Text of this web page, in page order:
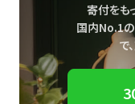
寄付をも
国内No.1
で、